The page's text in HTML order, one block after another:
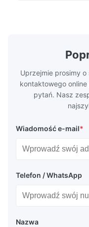
Uprzejmie prosimy
kontaktowego
pytań. Nasz
Wiadomość e-mail*
Telefon / WhatsApp
Nazwa